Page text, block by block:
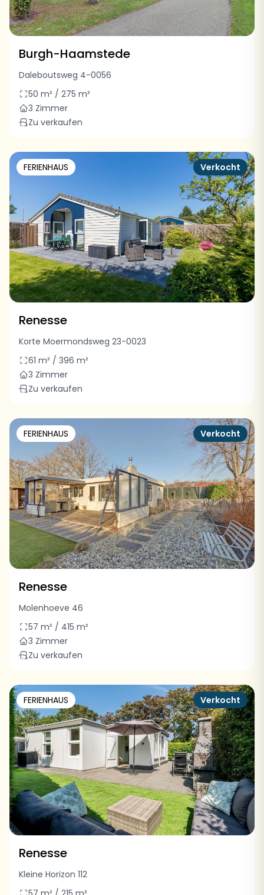
Burgh-Haamstede
Daleboutsweg 4-0056
50 m² / 275 m²
3 Zimmer
Zu verkaufen
FERIENHAUS Verkocht
Renesse
Korte Moermondsweg 23-0023
61 m² / 396 m²
3 Zimmer
Zu verkaufen
FERIENHAUS Verkocht
Renesse
Molenhoeve 46
57 m² / 415 m²
3 Zimmer
Zu verkaufen
FERIENHAUS Verkocht
Renesse
Kleine Horizon 112